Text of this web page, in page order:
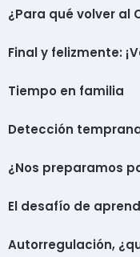
¿Para qué volver al
Final y felizmente:
Tiempo en familia
Detección
¿Nos preparamos
El desafío de
Autorregulación,